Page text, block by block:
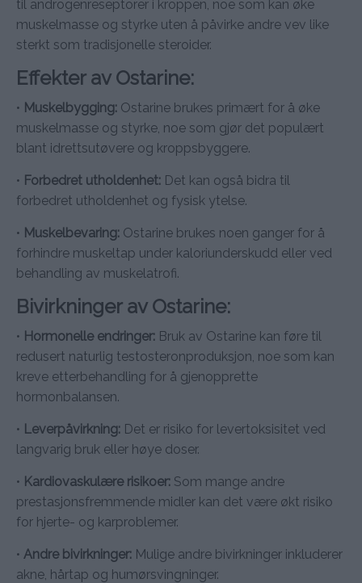
til androgenreseptorer i kroppen, noe som kan øke
muskelmasse og styrke uten å påvirke andre vev like
sterkt som tradisjonelle steroider.
Effekter av Ostarine:
• Muskelbygging: Ostarine brukes primært for å øke
muskelmasse og styrke, noe som gjør det populært
blant idrettsutøvere og kroppsbyggere.
• Forbedret utholdenhet: Det kan også bidra til
forbedret utholdenhet og fysisk ytelse.
• Muskelbevaring: Ostarine brukes noen ganger for å
forhindre muskeltap under kaloriunderskudd eller ved
behandling av muskelatrofi.
Bivirkninger av Ostarine:
• Hormonelle endringer: Bruk av Ostarine kan føre til
redusert naturlig testosteronproduksjon, noe som kan
kreve etterbehandling for å gjenopprette
hormonbalansen.
• Leverpåvirkning: Det er risiko for levertoksisitet ved
langvarig bruk eller høye doser.
• Kardiovaskulære risikoer: Som mange andre
prestasjonsfremmende midler kan det være økt risiko
for hjerte- og karproblemer.
• Andre bivirkninger: Mulige andre bivirkninger inkluderer
akne, hårtap og humørsvingninger.